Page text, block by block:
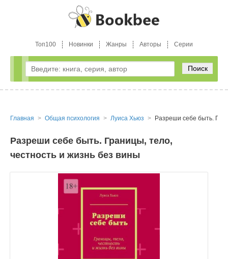
Топ100 Новинки Жанры Авторы Серии
Поиск
Главная Общая психология Луиса Хьюз Разреши себе быть.
Разреши себе быть. Границы, тело,
честность и жизнь без вины